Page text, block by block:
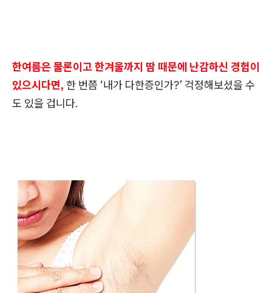
한여름은 물론이고 한겨울까지 땀 때문에 난감하신 경험이
있으시다면, 한 번쯤 ‘내가 다한증인가?’ 걱정해보셨을 수
도 있을 겁니다.